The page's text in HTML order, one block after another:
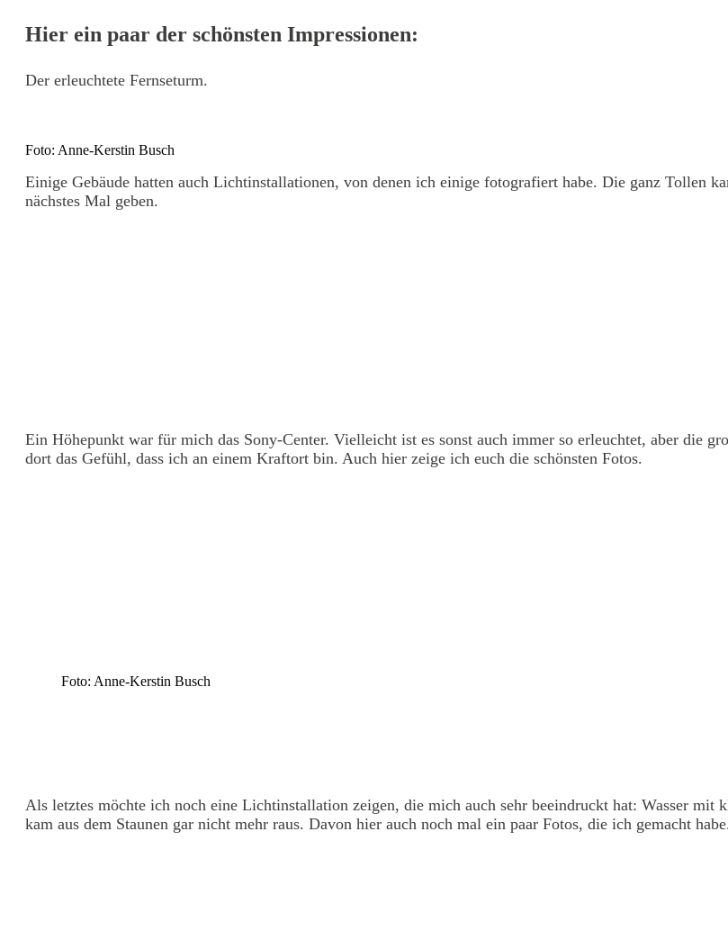
Hier ein paar der schönsten Impressionen:
Der erleuchtete Fernseturm.
Foto: Anne-Kerstin Busch
Einige Gebäude hatten auch Lichtinstallationen, von denen ich einige fotografiert habe. Die ganz Tollen
nächstes Mal geben.
Ein Höhepunkt war für mich das Sony-Center. Vielleicht ist es sonst auch immer so erleuchtet, aber die
dort das Gefühl, dass ich an einem Kraftort bin. Auch hier zeige ich euch die schönsten Fotos.
Foto: Anne-Kerstin Busch
Als letztes möchte ich noch eine Lichtinstallation zeigen, die mich auch sehr beeindruckt hat: Wasser
kam aus dem Staunen gar nicht mehr raus. Davon hier auch noch mal ein paar Fotos, die ich gemacht